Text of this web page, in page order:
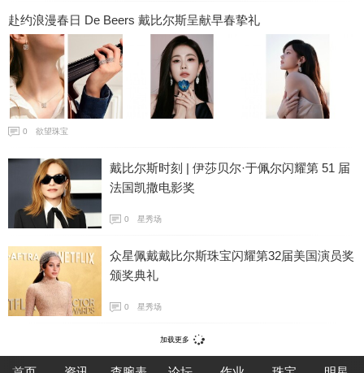
赴约浪漫春日 De Beers 戴比尔斯呈献早春挚礼
0 欲望珠宝
戴比尔斯时刻 | 伊莎贝尔·于佩尔闪耀第 51 届
法国凯撒电影奖
0 星秀场
众星佩戴戴比尔斯珠宝闪耀第32届美国演员奖
颁奖典礼
0 星秀场
加载更多